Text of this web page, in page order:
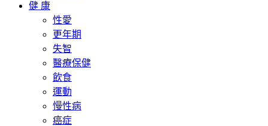
健 康
性愛
更年期
失智
醫療保健
飲食
運動
慢性病
癌症